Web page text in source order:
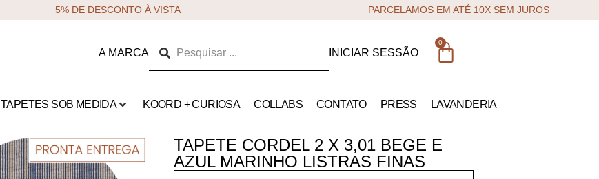
5% DE DESCONTO À VISTA PARCELAMOS EM ATÉ 10X SEM JUROS
A MARCA INICIAR SESSÃO
0
TAPETES SOB MEDIDA KOORD + CURIOSA COLLABS CONTATO PRESS LAVANDERIA
TAPETE CORDEL 2 X 3,01 BEGE E
AZUL MARINHO LISTRAS FINAS